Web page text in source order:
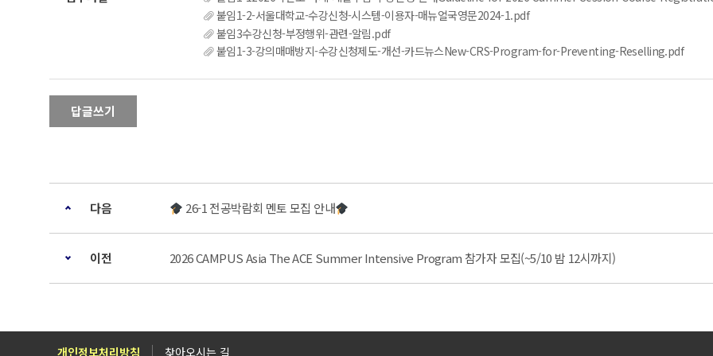
붙임1-2-서울대학교-수강신청-시스템-이용자-매뉴얼국영문2024-1.pdf
붙임3수강신청-부정행위-관련-알림.pdf
붙임1-3-강의매매방지-수강신청제도-개선-카드뉴스New-CRS-Program-for-Preventing-Reselling.pdf
답글쓰기
다음 26-1 전공박람회 멘토 모집 안내
이전 2026 CAMPUS Asia The ACE Summer Intensive Program 참가자 모집(~5/10 밤 12시까지)
개인정보처리방침 찾아오시는 길